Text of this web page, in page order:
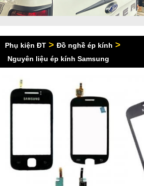
Phụ kiện ĐT > Đồ nghề ép kính >
Nguyên liệu ép kính Samsung